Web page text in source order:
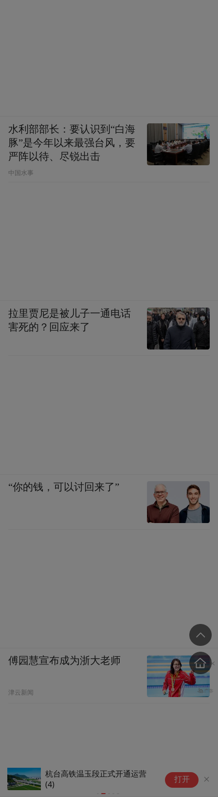
杭台高铁温玉段正式开通运营
(4)
杭台高铁温
(2)#
打开
水利部部长：要认识到“白海
豚”是今年以来最强台风，要
严阵以待、尽锐出击
中国水事
拉里贾尼是被儿子一通电话
害死的？回应来了
“你的钱，可以讨回来了”
傅园慧宣布成为浙大老师
津云新闻